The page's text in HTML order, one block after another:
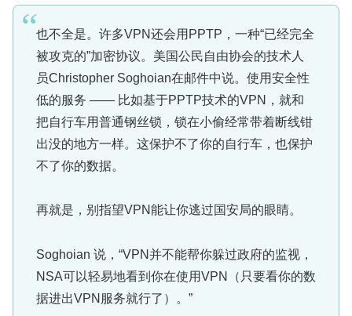
也不全是。许多VPN还会用PPTP，一种“已经完全
被攻克的”加密协议。美国公民自由协会的技术人
员Christopher Soghoian在邮件中说。使用安全性
低的服务 —— 比如基于PPTP技术的VPN，就和
把自行车用普通钢丝锁，锁在小偷经常带着断线钳
出没的地方一样。这保护不了你的自行车，也保护
不了你的数据。
再就是，别指望VPN能让你逃过国安局的眼睛。
Soghoian 说，“VPN并不能帮你躲过政府的监视，
NSA可以轻易地看到你在使用VPN（只要看你的数
据进出VPN服务就行了）。”